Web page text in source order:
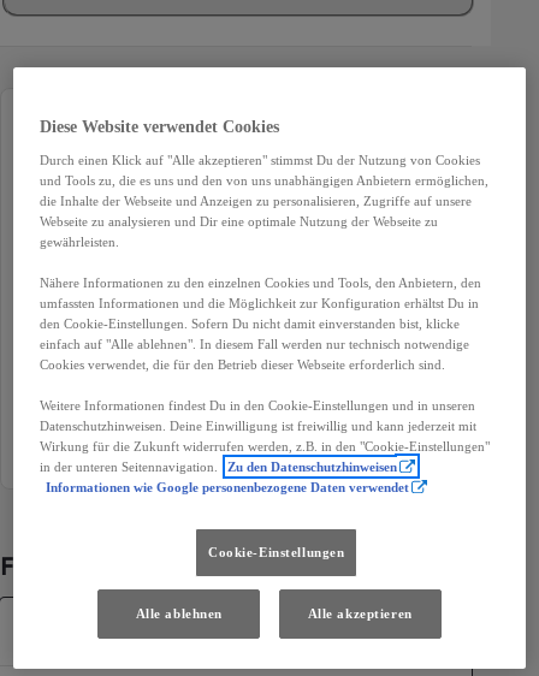
Erstzulassung
10-2022
Kilometerstand
8 108 km
Treibstoff
Vollelektrisch
Karosserie
Pick-up
Leistung
100 kW (136 PS)
Getriebe
Automatik
Türen
Sitze
5
Außenfarbe
Weiß
Fahrzeugdetails
Spezifikationen
Diese Website verwendet Cookies
Durch einen Klick auf "Alle akzeptieren" stimmst Du der Nutzung von Cookies
und Tools zu, die es uns und den von uns unabhängigen Anbietern ermöglichen,
die Inhalte der Webseite und Anzeigen zu personalisieren, Zugriffe auf unsere
Webseite zu analysieren und Dir eine optimale Nutzung der Webseite zu
gewährleisten.
Nähere Informationen zu den einzelnen Cookies und Tools, den Anbietern, den
umfassten Informationen und die Möglichkeit zur Konfiguration erhältst Du in
den Cookie-Einstellungen. Sofern Du nicht damit einverstanden bist, klicke
einfach auf "Alle ablehnen". In diesem Fall werden nur technisch notwendige
Cookies verwendet, die für den Betrieb dieser Webseite erforderlich sind.
Weitere Informationen findest Du in den Cookie-Einstellungen und in unseren
Datenschutzhinweisen. Deine Einwilligung ist freiwillig und kann jederzeit mit
Wirkung für die Zukunft widerrufen werden, z.B. in den "Cookie-Einstellungen"
in der unteren Seitennavigation.
Zu den Datenschutzhinweisen
Informationen wie Google personenbezogene Daten verwendet
Cookie-Einstellungen
Alle ablehnen Alle akzeptieren